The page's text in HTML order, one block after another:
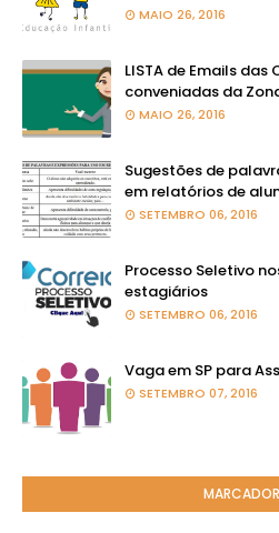
MAIO 26, 2016
LISTA de Emails das
conveniadas da
MAIO 26, 2016
Sugestões de
em relatórios de
SETEMBRO 06, 2016
Processo Seletivo
estagiários
SETEMBRO 06, 2016
Vaga em SP para
SETEMBRO 07, 2016